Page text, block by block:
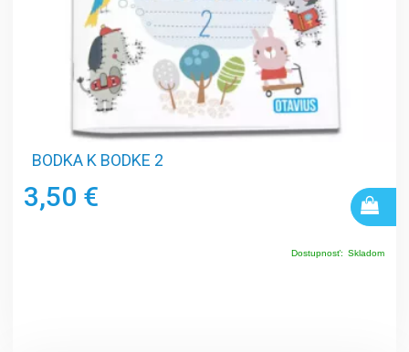
BODKA K BODKE 2
3,50 €
Dostupnosť: Skladom